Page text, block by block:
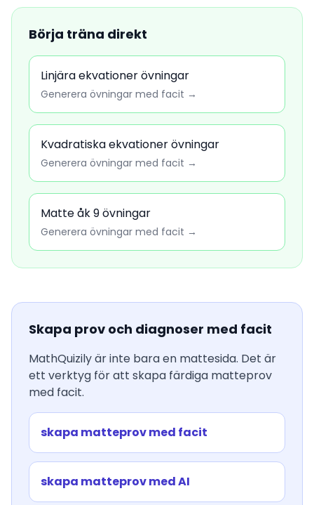
Börja träna direkt
Linjära ekvationer övningar
Generera övningar med facit →
Kvadratiska ekvationer övningar
Generera övningar med facit →
Matte åk 9 övningar
Generera övningar med facit →
Skapa prov och diagnoser med facit
MathQuizily är inte bara en mattesida. Det är
ett verktyg för att skapa färdiga matteprov
med facit.
skapa matteprov med facit
skapa matteprov med AI